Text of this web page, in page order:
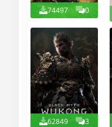
74497 0
62849 3